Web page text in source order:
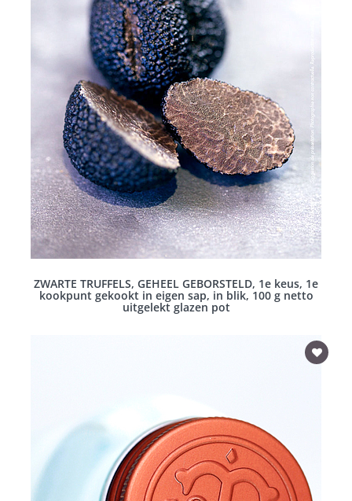
ZWARTE TRUFFELS, GEHEEL GEBORSTELD, 1e keus, 1e
kookpunt gekookt in eigen sap, in blik, 100 g netto
uitgelekt glazen pot